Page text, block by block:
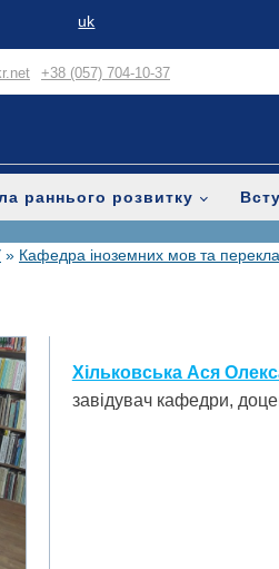
uk
+38 (057) 704-10-37
раннього розвитку
» Кафедра іноземних мов та
Хільковська Ася
завідувач кафедри,